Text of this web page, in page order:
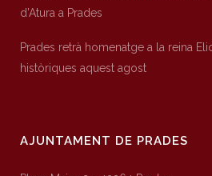
d’Atura a Prades
Prades retrà homenatge a la reina
històriques aquest agost
AJUNTAMENT DE PRADES